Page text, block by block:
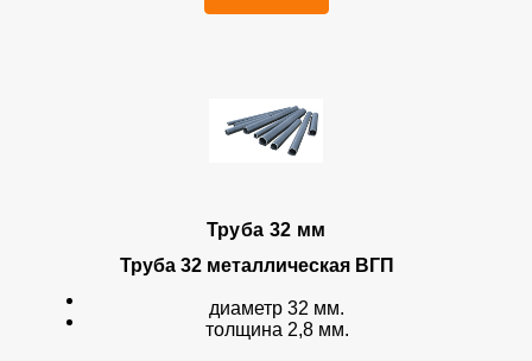
Труба 32 мм
Труба 32 металлическая ВГП
диаметр 32 мм.
толщина 2,8 мм.